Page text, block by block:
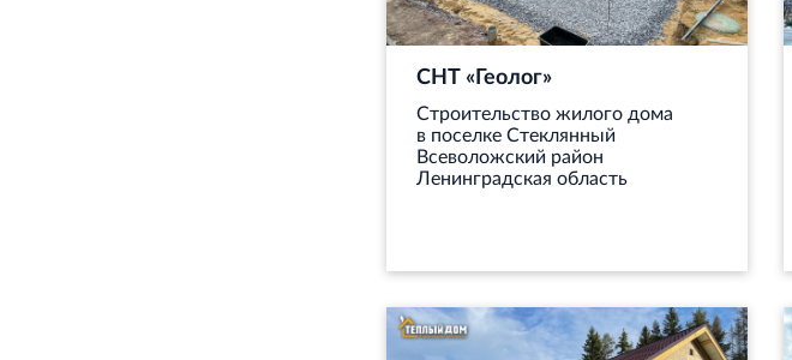
СНТ «Геолог»
Строительство жилого дома
в поселке Стеклянный
Всеволожский район
Ленинградская область